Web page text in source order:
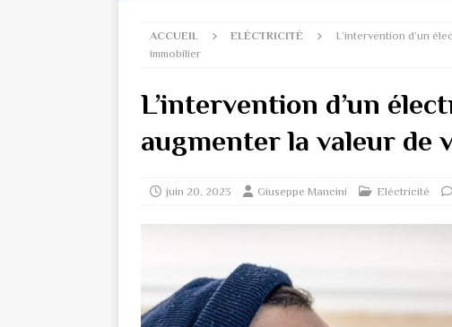
ACCUEIL ELÉCTRICITÉ
L’intervention d’un
immobilier
L’intervention d’un
augmenter la valeur de
juin 20, 2023 Giuseppe Mancini Eléctricité